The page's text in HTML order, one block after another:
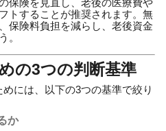
トすることが推奨されます。無
保険料負担を減らし、老後資金
。
の3つの判断基準
には、以下の3つの基準で絞り
か